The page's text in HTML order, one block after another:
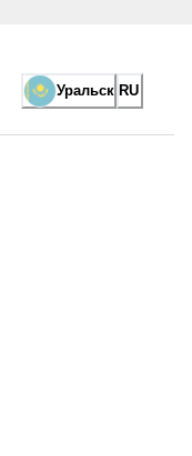
Уральск RU